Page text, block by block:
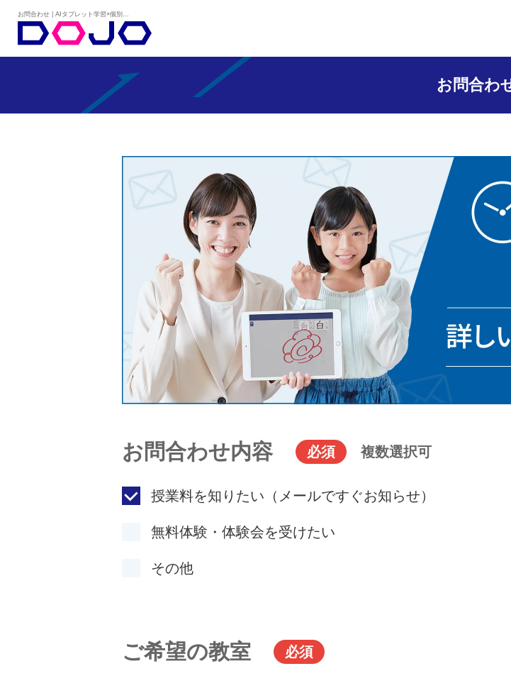
お問合わ
お問合わせ内容 必須 複数選択可
授業料を知りたい（メールですぐお知らせ）
無料体験・体験会を受けたい
その他
ご希望の教室 必須